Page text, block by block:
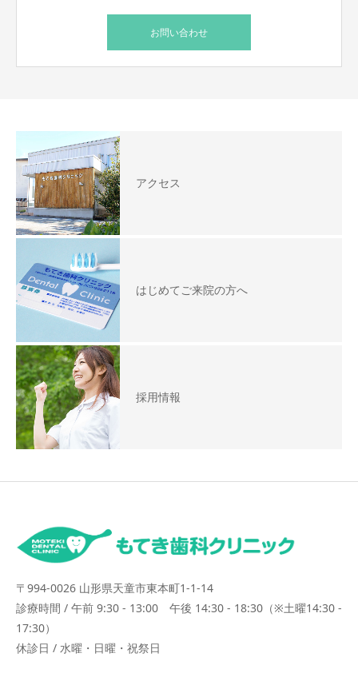
お問い合わせ
アクセス
はじめてご来院の方へ
採用情報
〒994-0026 山形県天童市東本町1-1-14
診療時間 / 午前 9:30 - 13:00 午後 14:30 - 18:30（※土曜14:30 -
17:30）
休診日 / 水曜・日曜・祝祭日